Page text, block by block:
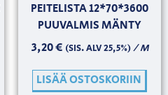
PEITELISTA 12*70*3600
PUUVALMIS MÄNTY
3,20€ (SIS. ALV 25,5%)/ M
LISÄÄ OSTOSKORIIN